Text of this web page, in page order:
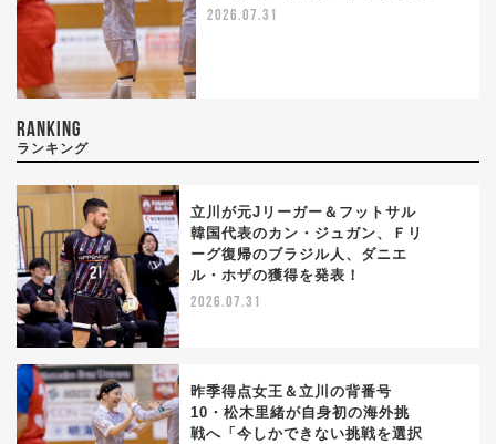
2026.07.31
RANKING
ランキング
立川が元Jリーガー＆フットサル
韓国代表のカン・ジュガン、Ｆリ
ーグ復帰のブラジル人、ダニエ
ル・ホザの獲得を発表！
2026.07.31
昨季得点女王＆立川の背番号
10・松木里緒が自身初の海外挑
戦へ「今しかできない挑戦を選択